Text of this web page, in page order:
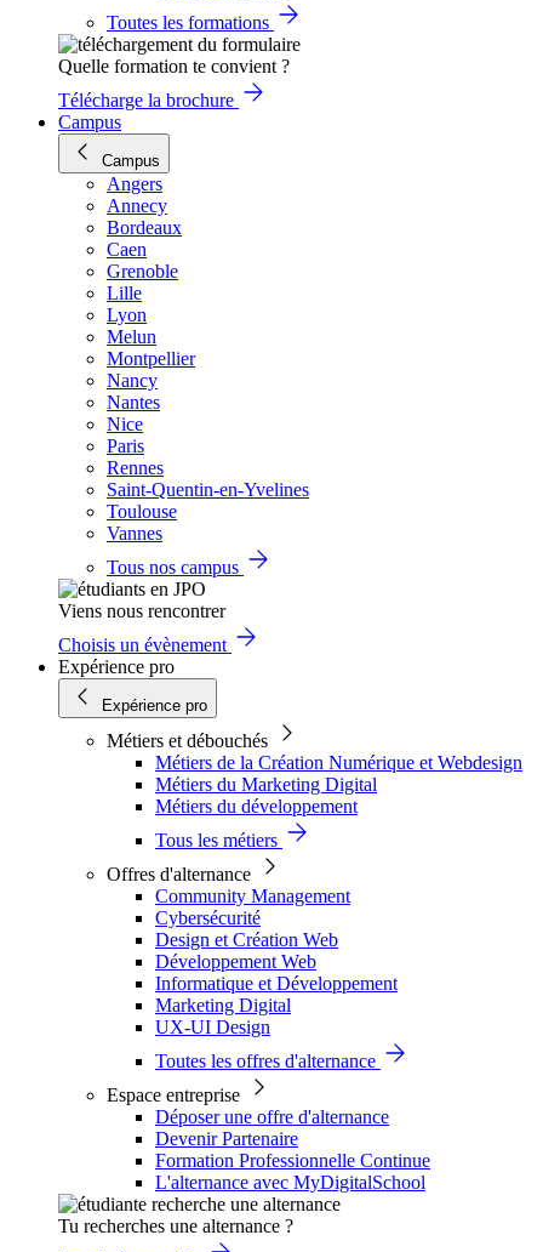
Toutes les formations
Quelle formation te convient ?
Télécharge la brochure
Campus
Campus
Angers
Annecy
Bordeaux
Caen
Grenoble
Lille
Lyon
Melun
Montpellier
Nancy
Nantes
Nice
Paris
Rennes
Saint-Quentin-en-Yvelines
Toulouse
Vannes
Tous nos campus
Viens nous rencontrer
Choisis un évènement
Expérience pro
Expérience pro
Métiers et débouchés
Métiers de la Création Numérique et Webdesign
Métiers du Marketing Digital
Métiers du développement
Tous les métiers
Offres d'alternance
Community Management
Cybersécurité
Design et Création Web
Développement Web
Informatique et Développement
Marketing Digital
UX-UI Design
Toutes les offres d'alternance
Espace entreprise
Déposer une offre d'alternance
Devenir Partenaire
Formation Professionnelle Continue
L'alternance avec MyDigitalSchool
Tu recherches une alternance ?